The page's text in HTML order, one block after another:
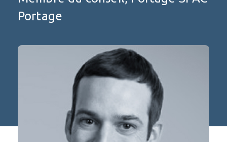
Portage